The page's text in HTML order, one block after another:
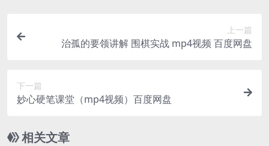
上一篇
治孤的要领讲解 围棋实战 mp4视频 百度网盘
下一篇
妙心硬笔课堂（mp4视频）百度网盘
相关文章